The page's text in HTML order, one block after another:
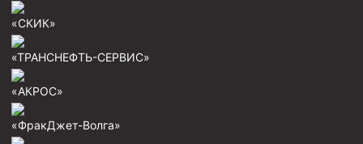
Циркуляционные системы и оборудование для
приготовления и очистки бурового раствора
Технологическая оснастка обсадных колонн
Краны шаровые КШЗ
Головки цементировочные универсальные
«СКИК»
«ТРАНСНЕФТЬ-СЕРВИС»
«АКРОС»
«ФракДжет-Волга»